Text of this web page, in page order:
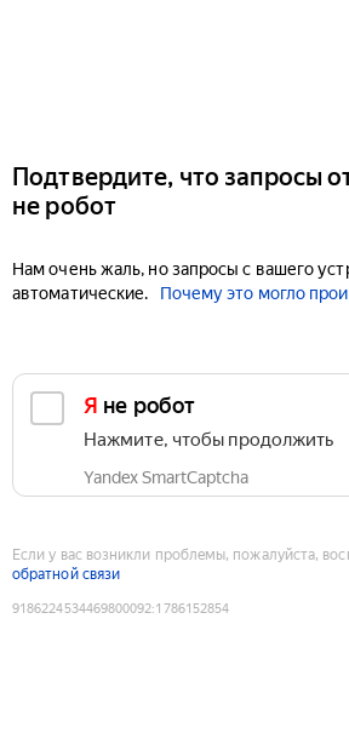
Подтвердите, что запросы
не робот
Нам очень жаль, но запросы с вашего
автоматические.
Почему это могло
Я не робот
Нажмите, чтобы продолжить
Yandex SmartCaptcha
Если у вас возникли проблемы, пожалуйста,
обратной связи
9186224534469800092:1786152854